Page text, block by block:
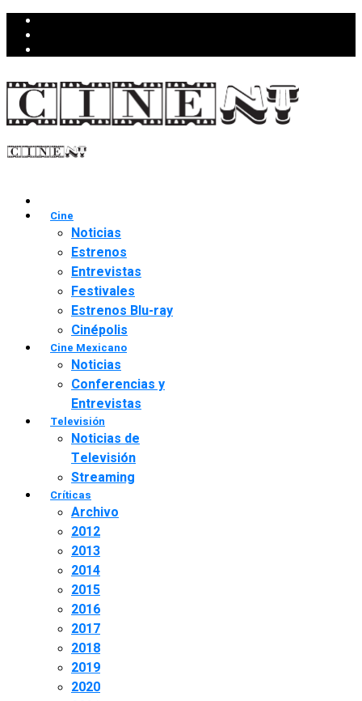
Cine
Noticias
Estrenos
Entrevistas
Festivales
Estrenos Blu-ray
Cinépolis
Cine Mexicano
Noticias
Conferencias y
Entrevistas
Televisión
Noticias de
Televisión
Streaming
Críticas
Archivo
2012
2013
2014
2015
2016
2017
2018
2019
2020